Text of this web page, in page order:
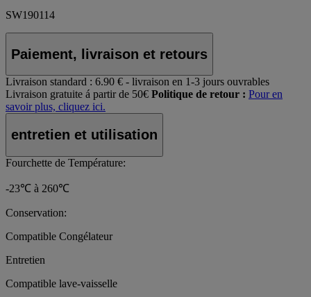
SW190114
Paiement, livraison et retours
Livraison standard : 6.90 € - livraison en 1-3 jours ouvrables
Livraison gratuite á partir de 50€ Politique de retour : Pour en
savoir plus, cliquez ici.
entretien et utilisation
Fourchette de Température:
-23℃ à 260℃
Conservation:
Compatible Congélateur
Entretien
Compatible lave-vaisselle